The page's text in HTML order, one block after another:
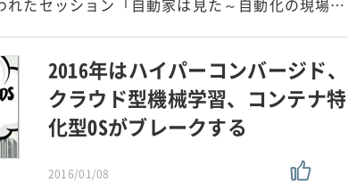
れたセッション「自動家は見た～自動化の現場…
2016年はハイパーコンバージド、
クラウド型機械学習、コンテナ特
化型OSがブレークする
2016/01/08